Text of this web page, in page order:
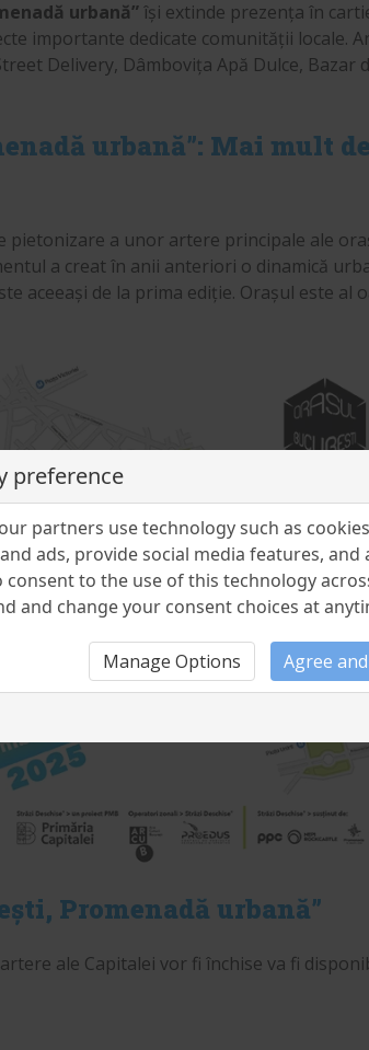
urbană”își extinde prezența în
importante dedicate comunității locale.
Delivery, Dâmbovița Apă Dulce, Bazar
urbană”: Mai mult
pietonizare a unor artere principale ale
a creat în anii anteriori o dinamică
aceeași de la prima ediție. Orașul este al
Promenadă urbană”
ale Capitalei vor fi închise va fi
preference
partners use technology such as
ads, provide social media features, and
consent to the use of this technology
and change your consent choices at
Manage Options Agree